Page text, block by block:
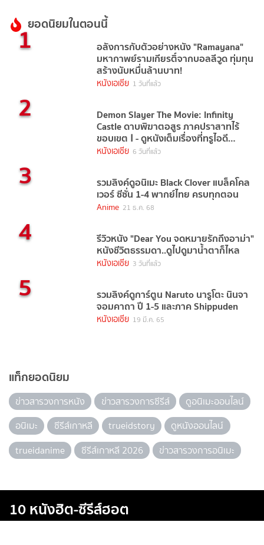
ยอดนิยมในตอนนี้
1 อลังการกับตัวอย่างหนัง "Ramayana"
มหากาพย์รามเกียรติ์จากบอลลีวูด ทุ่มทุน
สร้างนับหมื่นล้านบาท!
หนังเอเชีย 1 วันที่แล้ว
2 Demon Slayer The Movie: Infinity
Castle ดาบพิฆาตอสูร ภาคปราสาทไร้
ขอบเขต Ⅰ - ดูหนังเต็มเรื่องที่ทรูไอดี
(Movie of the Day)
หนังเอเชีย 6 วันที่แล้ว
3 รวมลิงค์ดูอนิเมะ Black Clover แบล็คโคล
เวอร์ ซีซั่น 1-4 พากย์ไทย ครบทุกตอน
Anime 21 ธ.ค. 68
4 รีวิวหนัง "Dear You จดหมายรักถึงอาม่า"
หนังชีวิตธรรมดา..ดูไปดูมาน้ำตาก็ไหล
หนังเอเชีย 3 วันที่แล้ว
5 รวมลิงค์ดูการ์ตูน Naruto นารูโตะ นินจา
จอมคาถา ปี 1-5 และภาค Shippuden
หนังเอเชีย 19 มี.ค. 65
แท็กยอดนิยม
ข่าวสารวงการหนัง ข่าวสารวงการซีรีส์
ดูอนิเมะออนไลน์
อนิเมะ
ซีรีส์เกาหลี trueidstory
ดูหนังออนไลน์
trueidanime
ซีรีส์เกาหลี 2026 ข่าวสารวงการอนิเมะ
10 หนังฮิต-ซีรีส์ฮอต